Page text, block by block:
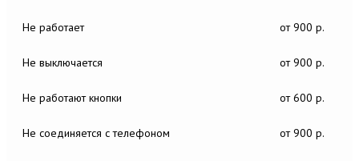
Не работает от 900 р.
Не выключается от 900 р.
Не работают кнопки от 600 р.
Не соединяется с телефоном от 900 р.